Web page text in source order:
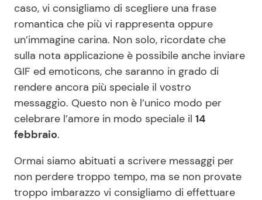
caso, vi consigliamo di scegliere una frase
romantica che più vi rappresenta oppure
un’immagine carina. Non solo, ricordate che
sulla nota applicazione è possibile anche inviare
GIF ed emoticons, che saranno in grado di
rendere ancora più speciale il vostro
messaggio. Questo non è l’unico modo per
celebrare l’amore in modo speciale il 14
febbraio.
Ormai siamo abituati a scrivere messaggi per
non perdere troppo tempo, ma se non provate
troppo imbarazzo vi consigliamo di effettuare